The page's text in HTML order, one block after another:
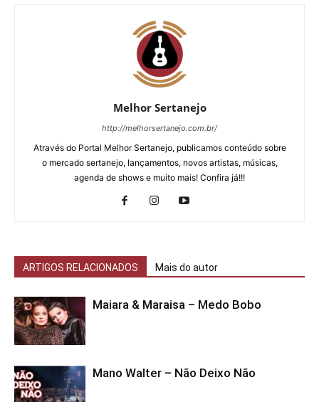
Melhor Sertanejo
http://melhorsertanejo.com.br/
Através do Portal Melhor Sertanejo, publicamos conteúdo sobre
o mercado sertanejo, lançamentos, novos artistas, músicas,
agenda de shows e muito mais! Confira já!!!
ARTIGOS RELACIONADOS Mais do autor
Maiara & Maraisa – Medo Bobo
Mano Walter – Não Deixo Não